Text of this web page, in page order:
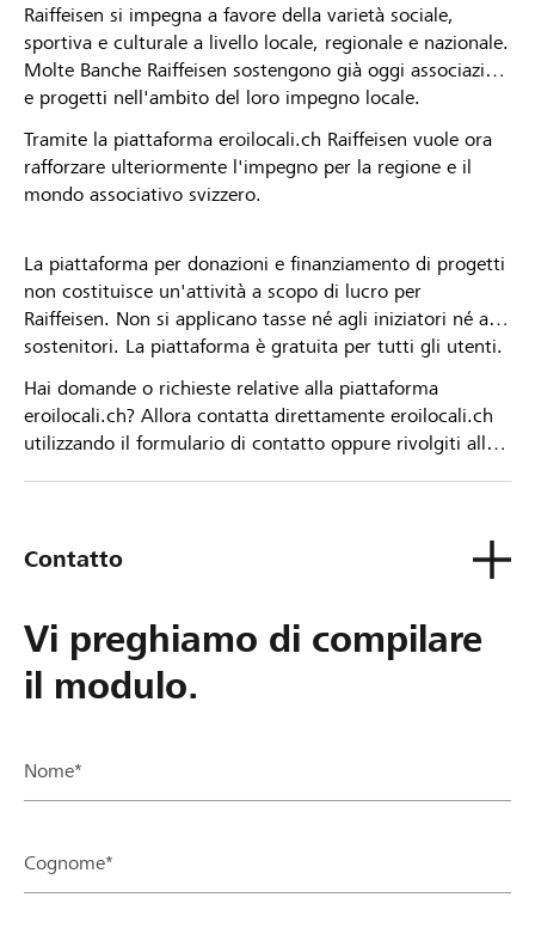
Raiffeisen si impegna a favore della varietà sociale,
sportiva e culturale a livello locale, regionale e nazionale.
Molte Banche Raiffeisen sostengono già oggi associazioni
e progetti nell'ambito del loro impegno locale.
Tramite la piattaforma eroilocali.ch Raiffeisen vuole ora
rafforzare ulteriormente l'impegno per la regione e il
mondo associativo svizzero.
La piattaforma per donazioni e finanziamento di progetti
non costituisce un'attività a scopo di lucro per
Raiffeisen. Non si applicano tasse né agli iniziatori né ai
sostenitori. La piattaforma è gratuita per tutti gli utenti.
Hai domande o richieste relative alla piattaforma
eroilocali.ch? Allora contatta direttamente eroilocali.ch
utilizzando il formulario di contatto oppure rivolgiti alla
Contatto
Vi preghiamo di compilare
il modulo.
Nome*
Cognome*